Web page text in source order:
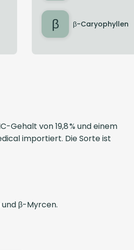
β β-Caryophyllen
Gehalt von 19,8 % und einem
importiert. Die Sorte ist
β-Myrcen.